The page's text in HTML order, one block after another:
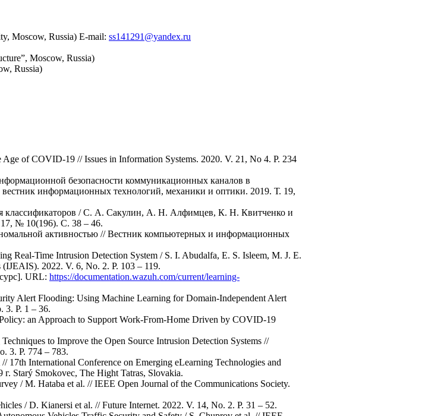
Moscow, Russia) E-mail: ss141291@yandex.ru
Moscow, Russia)
Russia)
of COVID-19 // Issues in Information Systems. 2020. V. 21, No 4. P. 234
безопасности коммуникационных каналов в
информационных технологий, механики и оптики. 2019. Т. 19,
классификаторов / С. А. Сакулин, А. Н. Алфимцев, К. Н. Квитченко и
№ 10(196). С. 38 – 46.
активностью // Вестник компьютерных и информационных
Real-Time Intrusion Detection System / S. I. Abudalfa, E. S. Isleem, M. J. E.
2022. V. 6, No. 2. P. 103 – 119.
URL: https://documentation.wazuh.com/current/learning-
Alert Flooding: Using Machine Learning for Domain-Independent Alert
3. P. 1 – 36.
an Approach to Support Work-From-Home Driven by COVID-19
to Improve the Open Source Intrusion Detection Systems //
3. P. 774 – 783.
International Conference on Emerging eLearning Technologies and
Starý Smokovec, The Hight Tatras, Slovakia.
/ M. Hataba et al. // IEEE Open Journal of the Communications Society.
/ D. Kianersi et al. // Future Internet. 2022. V. 14, No. 2. P. 31 – 52.